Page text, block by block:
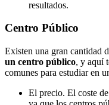
resultados.
Centro Público
Existen una gran cantidad
un centro público, y aquí
comunes para estudiar en
El precio. El coste